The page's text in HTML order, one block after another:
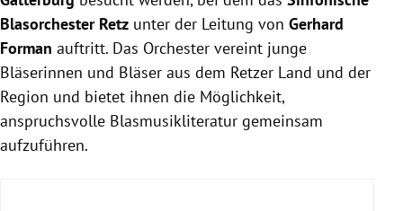
Blasorchester Retz unter der Leitung von Gerhard
Forman auftritt. Das Orchester vereint junge
Bläserinnen und Bläser aus dem Retzer Land und der
Region und bietet ihnen die Möglichkeit,
anspruchsvolle Blasmusikliteratur gemeinsam
aufzuführen.